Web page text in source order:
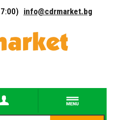
info@cdrmarket.bg